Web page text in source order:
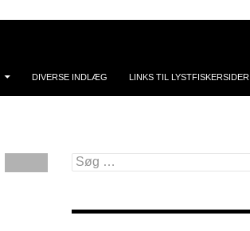
DIVERSE INDLÆG LINKS TIL LYSTFISKERSIDER
Søg
efter: